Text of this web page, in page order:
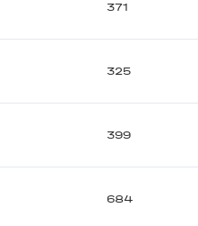
371
325
399
684